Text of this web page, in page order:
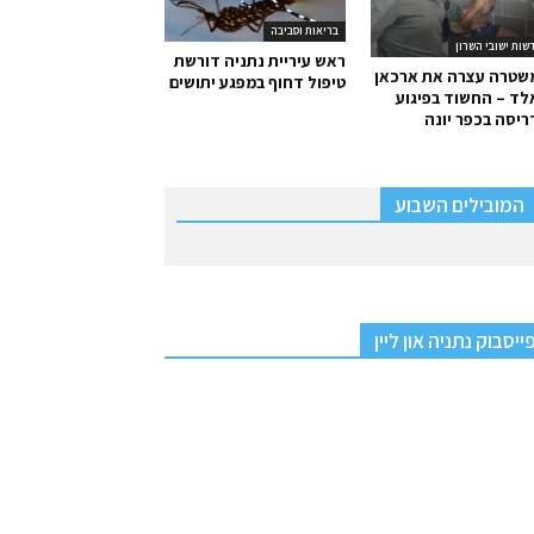
בריאות וסביבה
ראש עיריית נתניה דורשת
טיפול דחוף במפגע יתושים
ישובי השרון
עצרה את ארכאן
– החשוד בפיגוע
בכפר יונה
המובילים השבוע
פייסבוק נתניה און ליין